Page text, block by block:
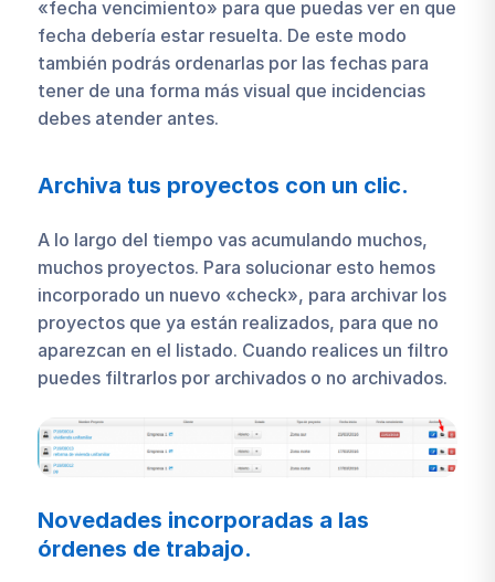
«fecha vencimiento» para que puedas ver en que
fecha debería estar resuelta. De este modo
también podrás ordenarlas por las fechas para
tener de una forma más visual que incidencias
debes atender antes.
Archiva tus proyectos con un clic.
A lo largo del tiempo vas acumulando muchos,
muchos proyectos. Para solucionar esto hemos
incorporado un nuevo «check», para archivar los
proyectos que ya están realizados, para que no
aparezcan en el listado. Cuando realices un filtro
puedes filtrarlos por archivados o no archivados.
Novedades incorporadas a las
órdenes de trabajo.